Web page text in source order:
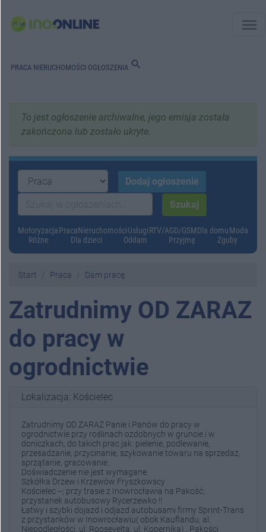
menu
PRACA NIERUCHOMOŚCI OGŁOSZENIA search
To jest ogłoszenie archiwalne, jego emisja została
zakończona lub zostało ukryte.
MotoryzacjaPracaNieruchomościUsługiRTV/AGD/GSMDla domuModa
Różne
Dla dzieci Oddam Przyjmę Zguby
Start Praca Dam pracę
Zatrudnimy OD ZARAZ
do pracy w
ogrodnictwie
Lokalizacja: Kościelec
Zatrudnimy OD ZARAZ Panie i Panów do pracy w
ogrodnictwie przy roślinach ozdobnych w gruncie i w
doniczkach, do takich prac jak: pielenie, podlewanie,
przesadzanie, przycinanie, szykowanie towaru na sprzedaż,
sprzątanie, gracowanie.
Doświadczenie nie jest wymagane.
Szkółka Drzew i Krzewów Fryszkowscy
Kościelec --; przy trasie z Inowrocławia na Pakość;
przystanek autobusowy Rycerzewko !!
Łatwy i szybki dojazd i odjazd autobusami firmy Sprint-Trans
z przystanków w Inowrocławiu( obok Kauflandu, al.
Niepodległości, ul. Roosevelta, ul. Kopernika) , Pakości